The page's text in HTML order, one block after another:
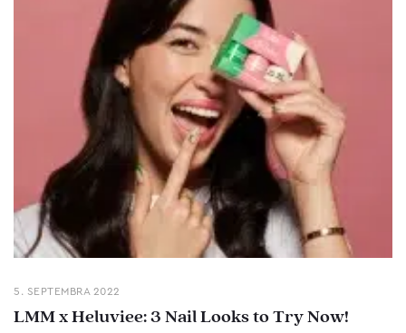
5. SEPTEMBRA 2022
LMM x Heluviee: 3 Nail Looks to Try Now!